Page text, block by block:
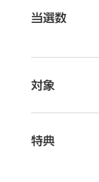
当選数
対象
特典